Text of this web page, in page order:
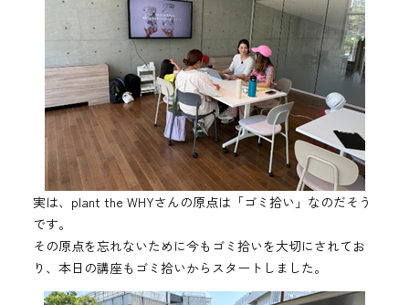
実は、plant the WHYさんの原点は「ゴミ拾い」なのだそう
です。
その原点を忘れないために今もゴミ拾いを大切にされてお
り、本日の講座もゴミ拾いからスタートしました。